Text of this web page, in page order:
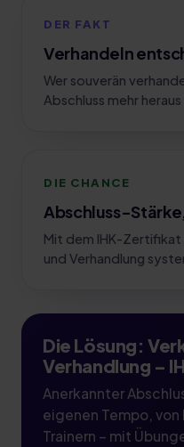
DER FAKT
Verhandeln
Wer souverän
Abschluss mehr
DIE CHANCE
Abschluss-
Mit dem IHK-Zertifikat
und Verhandlung
Die Lösung:
Verhandlung –
Anerkannter
eigenen Tempo,
Trainern – mit